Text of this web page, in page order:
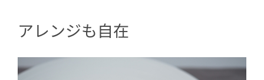
アレンジも自在